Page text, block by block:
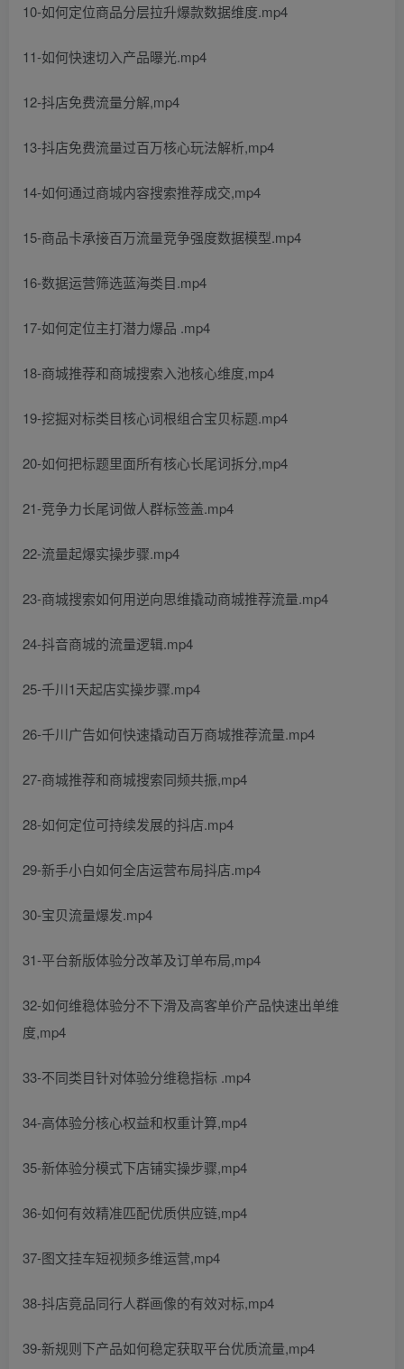
10-如何定位商品分层拉升爆款数据维度.mp4
11-如何快速切入产品曝光.mp4
12-抖店免费流量分解,mp4
13-抖店免费流量过百万核心玩法解析,mp4
14-如何通过商城内容搜索推荐成交,mp4
15-商品卡承接百万流量竞争强度数据模型.mp4
16-数据运营筛选蓝海类目.mp4
17-如何定位主打潜力爆品 .mp4
18-商城推荐和商城搜索入池核心维度,mp4
19-挖掘对标类目核心词根组合宝贝标题.mp4
20-如何把标题里面所有核心长尾词拆分,mp4
21-竞争力长尾词做人群标签盖.mp4
22-流量起爆实操步骤.mp4
23-商城搜索如何用逆向思维撬动商城推荐流量.mp4
24-抖音商城的流量逻辑.mp4
25-千川1天起店实操步骤.mp4
26-千川广告如何快速撬动百万商城推荐流量.mp4
27-商城推荐和商城搜索同频共振,mp4
28-如何定位可持续发展的抖店.mp4
29-新手小白如何全店运营布局抖店.mp4
30-宝贝流量爆发.mp4
31-平台新版体验分改革及订单布局,mp4
32-如何维稳体验分不下滑及高客单价产品快速出单维
度,mp4
33-不同类目针对体验分维稳指标 .mp4
34-高体验分核心权益和权重计算,mp4
35-新体验分模式下店铺实操步骤,mp4
36-如何有效精准匹配优质供应链,mp4
37-图文挂车短视频多维运营,mp4
38-抖店竟品同行人群画像的有效对标,mp4
39-新规则下产品如何稳定获取平台优质流量,mp4